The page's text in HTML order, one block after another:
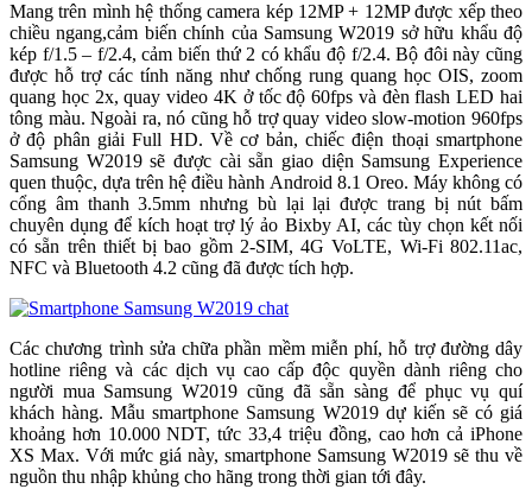
Mang trên mình hệ thống camera kép 12MP + 12MP được xếp theo
chiều ngang,cảm biến chính của Samsung W2019 sở hữu khẩu độ
kép f/1.5 – f/2.4, cảm biến thứ 2 có khẩu độ f/2.4. Bộ đôi này cũng
được hỗ trợ các tính năng như chống rung quang học OIS, zoom
quang học 2x, quay video 4K ở tốc độ 60fps và đèn flash LED hai
tông màu. Ngoài ra, nó cũng hỗ trợ quay video slow-motion 960fps
ở độ phân giải Full HD. Về cơ bản, chiếc điện thoại smartphone
Samsung W2019 sẽ được cài sẵn giao diện Samsung Experience
quen thuộc, dựa trên hệ điều hành Android 8.1 Oreo. Máy không có
cổng âm thanh 3.5mm nhưng bù lại lại được trang bị nút bấm
chuyên dụng để kích hoạt trợ lý ảo Bixby AI, các tùy chọn kết nối
có sẵn trên thiết bị bao gồm 2-SIM, 4G VoLTE, Wi-Fi 802.11ac,
NFC và Bluetooth 4.2 cũng đã được tích hợp.
Các chương trình sửa chữa phần mềm miễn phí, hỗ trợ đường dây
hotline riêng và các dịch vụ cao cấp độc quyền dành riêng cho
người mua Samsung W2019 cũng đã sẵn sàng để phục vụ quí
khách hàng. Mẫu smartphone Samsung W2019 dự kiến sẽ có giá
khoảng hơn 10.000 NDT, tức 33,4 triệu đồng, cao hơn cả iPhone
XS Max. Với mức giá này, smartphone Samsung W2019 sẽ thu về
nguồn thu nhập khủng cho hãng trong thời gian tới đây.